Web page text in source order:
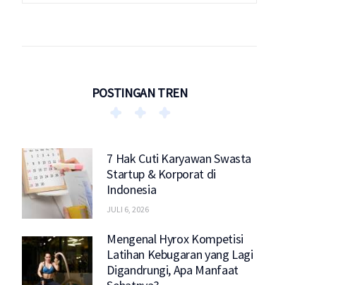
POSTINGAN TREN
7 Hak Cuti Karyawan Swasta
Startup & Korporat di
Indonesia
JULI 6, 2026
Mengenal Hyrox Kompetisi
Latihan Kebugaran yang Lagi
Digandrungi, Apa Manfaat